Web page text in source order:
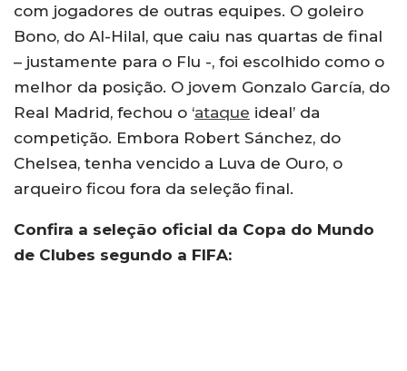
com jogadores de outras equipes. O goleiro
Bono, do Al-Hilal, que caiu nas quartas de final
– justamente para o Flu -, foi escolhido como o
melhor da posição. O jovem Gonzalo García, do
Real Madrid, fechou o ‘ataque ideal’ da
competição. Embora Robert Sánchez, do
Chelsea, tenha vencido a Luva de Ouro, o
arqueiro ficou fora da seleção final.
Confira a seleção oficial da Copa do Mundo
de Clubes segundo a FIFA: